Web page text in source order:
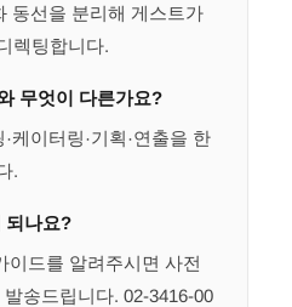
동선을 분리해 게스트가
렉팅합니다.
무엇이 다른가요?
케이터링·기획·연출을 한
.
되나요?
이드를 알려주시면 사전
송드립니다. 02-3416-00